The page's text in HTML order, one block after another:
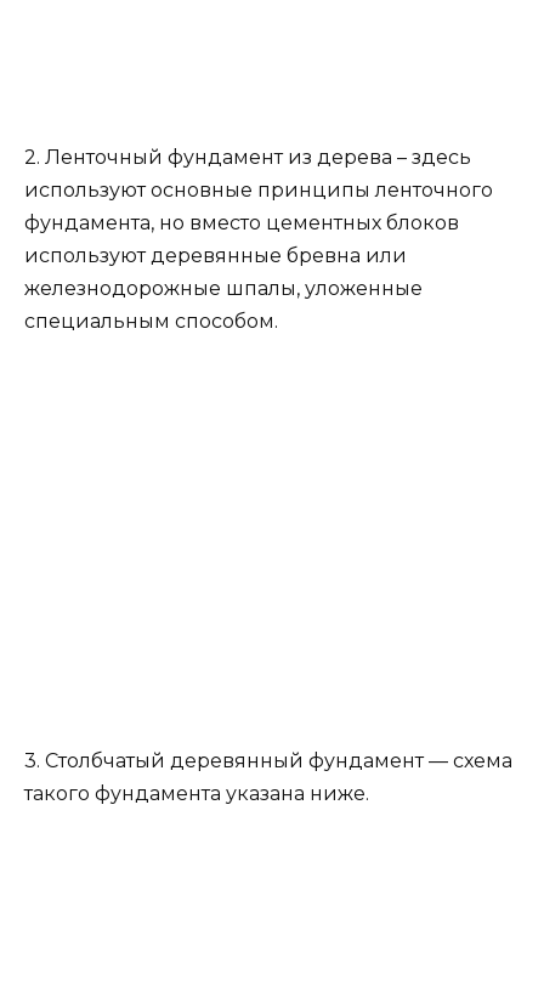
2. Ленточный фундамент из дерева – здесь
используют основные принципы ленточного
фундамента, но вместо цементных блоков
используют деревянные бревна или
железнодорожные шпалы, уложенные
специальным способом.
3. Столбчатый деревянный фундамент — схема
такого фундамента указана ниже.